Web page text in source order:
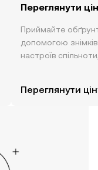
Переглянути
Приймайте
допомогою
настроїв
Переглянути